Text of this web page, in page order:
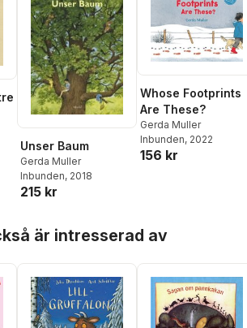
Unser Baum
Gerda Muller
Inbunden, 2018
215 kr
Whose Footprints
Are These?
Gerda Muller
Inbunden, 2022
156 kr
är intresserad av